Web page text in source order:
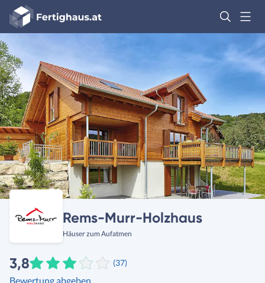
Fertighaus
Logo
Rems-Murr-Holzhaus
Häuser zum Aufatmen
3,8 (37)
Bewertung abgeben